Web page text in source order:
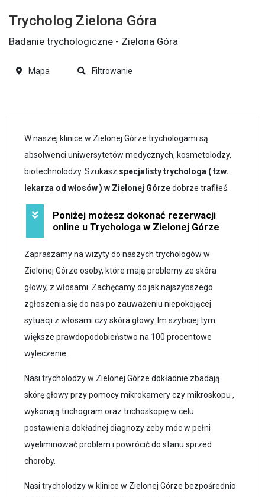
W naszej klinice w Zielonej Górze trychologami są
absolwenci uniwersytetów medycznych, kosmetolodzy,
biotechnolodzy. Szukasz specjalisty trychologa ( tzw.
lekarza od włosów ) w Zielonej Górzedobrze trafiłeś.
Poniżej możesz dokonać rezerwacji
online u Trychologa w Zielonej Górze
Zapraszamy na wizyty do naszych trychologów w
Zielonej Górze osoby, które mają problemy ze skóra
głowy, z włosami. Zachęcamy do jak najszybszego
zgłoszenia się do nas po zauważeniu niepokojącej
sytuacji z włosami czy skóra głowy. Im szybciej tym
większe prawdopodobieństwo na 100 procentowe
wyleczenie.
Nasi trycholodzy w Zielonej Górze dokładnie zbadają
skórę głowy przy pomocy mikrokamery czy mikroskopu ,
wykonają trichogram oraz trichoskopię w celu
postawienia dokładnej diagnozy żeby móc w pełni
wyeliminować problem i powrócić do stanu sprzed
choroby.
Nasi trycholodzy w klinice w Zielonej Górze bezpośrednio
Trycholog Zielona Góra
Badanie trychologiczne - Zielona Góra
Mapa Filtrowanie